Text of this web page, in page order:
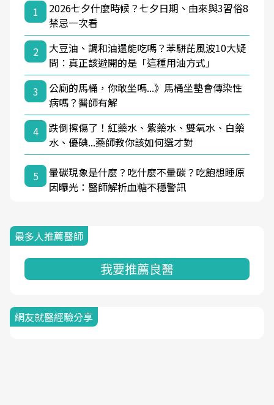
1
2026七夕什麼時候？七夕日期、由來與3習俗8
禁忌一次看
2
大豆油、調和油還能吃嗎？苯駢芘風波10大疑
問：真正該避開的是「這種用油方式」
3
公廁的馬桶，你敢坐嗎...》馬桶坐墊會傳染性
病嗎？醫師有解
4
跌倒擦傷了！紅藥水、紫藥水、雙氧水、白藥
水、優碘...藥師教你該如何選才對
5
暈碳現象是什麼？吃什麼不暈碳？吃飽想睡原
因曝光：醫師解析血糖不穩警訊
最多人推薦醫師
我要推薦良醫
網友就醫經驗分享